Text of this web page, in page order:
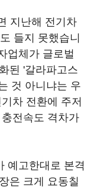
지난해 전기차
들지 못했습니
업체가 글로벌
된 '갈라파고스
것 아니냐는 우
차 전환에 주저
전속도 격차가
예고한대로 본격
은 크게 요동칠